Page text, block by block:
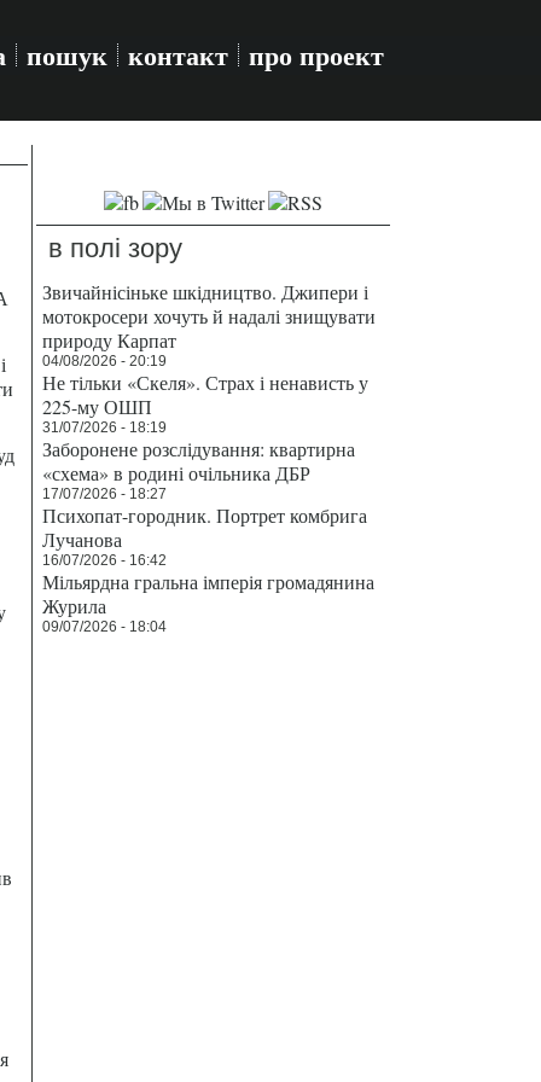
пошук контакт про проект
в полі зору
Звичайнісіньке шкідництво. Джипери і
мотокросери хочуть й надалі знищувати
природу Карпат
04/08/2026 - 20:19
Не тільки «Скеля». Страх і ненависть у
225-му ОШП
31/07/2026 - 18:19
Заборонене розслідування: квартирна
«схема» в родині очільника ДБР
17/07/2026 - 18:27
Психопат-городник. Портрет комбрига
Лучанова
16/07/2026 - 16:42
Мільярдна гральна імперія громадянина
Журила
09/07/2026 - 18:04